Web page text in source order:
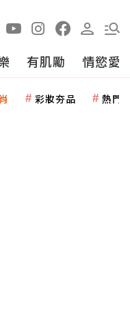
有肌勵 情慾愛
彩妝夯品 熱門